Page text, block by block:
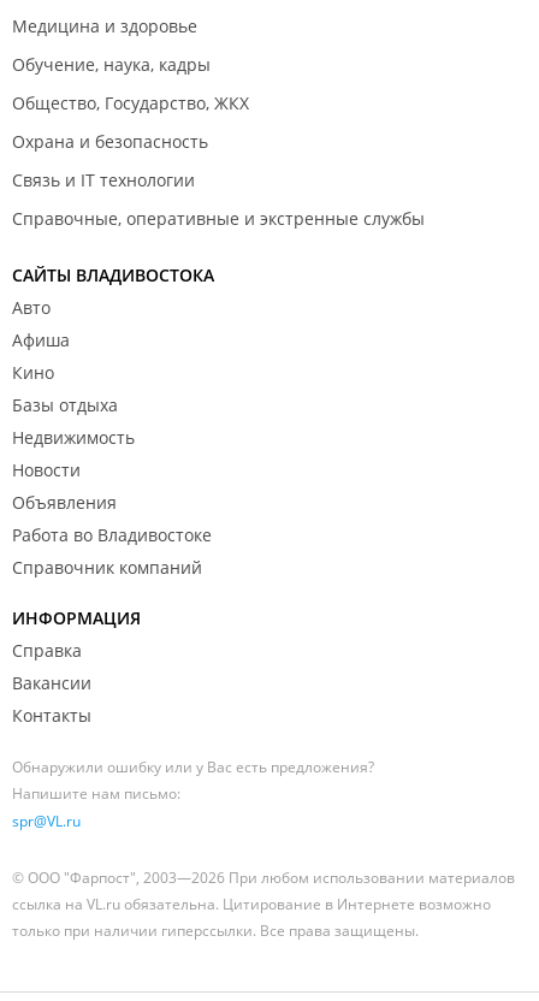
Медицина и здоровье
Обучение, наука, кадры
Общество, Государство, ЖКХ
Охрана и безопасность
Связь и IT технологии
Справочные, оперативные и экстренные службы
САЙТЫ ВЛАДИВОСТОКА
Авто
Афиша
Кино
Базы отдыха
Недвижимость
Новости
Объявления
Работа во Владивостоке
Справочник компаний
ИНФОРМАЦИЯ
Справка
Вакансии
Контакты
Обнаружили ошибку или у Вас есть предложения?
Напишите нам письмо:
spr@VL.ru
© ООО "Фарпост", 2003—2026 При любом использовании материалов
ссылка на VL.ru обязательна. Цитирование в Интернете возможно
только при наличии гиперссылки. Все права защищены.